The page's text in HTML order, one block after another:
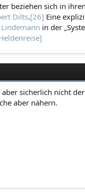
beziehen sich in
Dilts.[26] Eine
in der
sicherlich nicht
aber nähern.